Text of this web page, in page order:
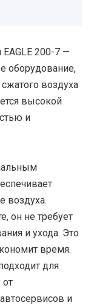
200-7 —
оборудование,
воздуха
высокой
и
воздуха.
он не требует
и ухода. Это
время.
для
от
и